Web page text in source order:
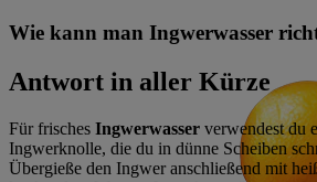
Wie kann man Ingwerwasser
Antwort in aller Kürze
Für frisches Ingwerwasser verwendest du
Ingwerknolle, die du in dünne Scheiben
Übergieße den Ingwer anschließend mit